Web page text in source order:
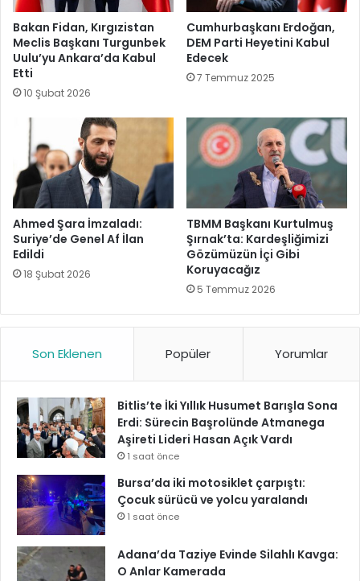
Bakan Fidan, Kırgızistan
Meclis Başkanı Turgunbek
Uulu’yu Ankara’da Kabul
Etti
10 Şubat 2026
Cumhurbaşkanı Erdoğan,
DEM Parti Heyetini Kabul
Edecek
7 Temmuz 2025
Ahmed Şara İmzaladı:
Suriye’de Genel Af İlan
Edildi
18 Şubat 2026
TBMM Başkanı Kurtulmuş
Şırnak’ta: Kardeşliğimizi
Gözümüzün İçi Gibi
Koruyacağız
5 Temmuz 2026
Son Eklenen Popüler Yorumlar
Bitlis’te İki Yıllık Husumet Barışla Sona
Erdi: Sürecin Başrolünde Atmanega
Aşireti Lideri Hasan Açık Vardı
1 saat önce
Bursa’da iki motosiklet çarpıştı:
Çocuk sürücü ve yolcu yaralandı
1 saat önce
Adana’da Taziye Evinde Silahlı Kavga:
O Anlar Kamerada